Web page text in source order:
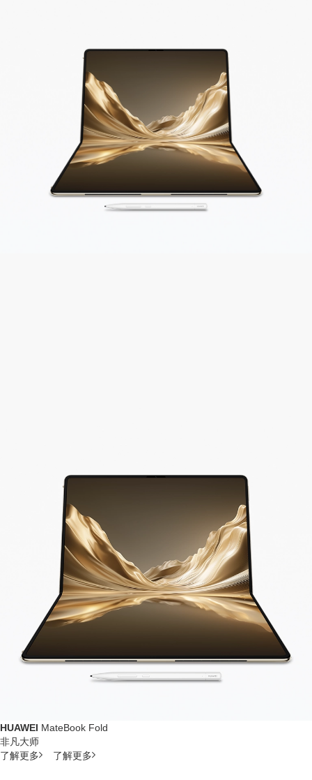
HUAWEI MateBook Fold
非凡大师
了解更多
了解更多